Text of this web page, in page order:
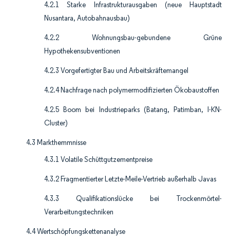
4.2.1 Starke Infrastrukturausgaben (neue Hauptstadt
Nusantara, Autobahnausbau)
4.2.2 Wohnungsbau-gebundene Grüne
Hypothekensubventionen
4.2.3 Vorgefertigter Bau und Arbeitskräftemangel
4.2.4 Nachfrage nach polymermodifizierten Ökobaustoffen
4.2.5 Boom bei Industrieparks (Batang, Patimban, I-KN-
Cluster)
4.3 Markthemmnisse
4.3.1 Volatile Schüttgutzementpreise
4.3.2 Fragmentierter Letzte-Meile-Vertrieb außerhalb Javas
4.3.3 Qualifikationslücke bei Trockenmörtel-
Verarbeitungstechniken
4.4 Wertschöpfungskettenanalyse